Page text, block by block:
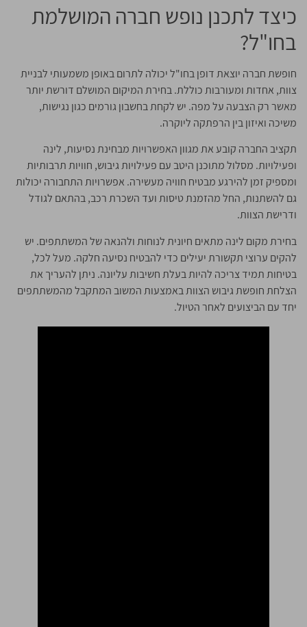
כיצד לתכנן נופש חברה המושלמת
בחו"ל?
חופשת חברה יוצאת דופן בחו"ל יכולה לתרום באופן משמעותי לבניית
צוות, אחדות ומעורבות כוללת. בחירת המיקום המושלם דורשת יותר
מאשר רק הצבעה על מפה. יש לקחת בחשבון גורמים כגון נגישות,
משיכה ואיזון בין הרפתקה ליוקרה.
תקציב החברה קובע את מגוון האפשרויות מבחינת נסיעות, לינה
ופעילויות. מסלול מתוכנן היטב עם פעילויות גיבוש, חוויות תרבותיות
ומספיק זמן להירגע מבטיח חוויה מעשירה. אפשרויות התחבורה יכולות
גם להשתנות, החל מהזמנת טיסות ועד השכרת רכב, בהתאם לגודל
ודרישת הצוות.
בחירת מקום לינה מתאים חיונית לנוחות ולהנאה של המשתתפים. יש
להקים ערוצי תקשורת יעילים כדי להבטיח נסיעה חלקה. מעל לכל,
בטיחות תמיד צריכה להיות בעלת חשיבות עליונה. ניתן להעריך את
הצלחת חופשת גיבוש הצוות באמצעות המשוב המתקבל מהמשתתפים
יחד עם הביצועים לאחר הטיול.